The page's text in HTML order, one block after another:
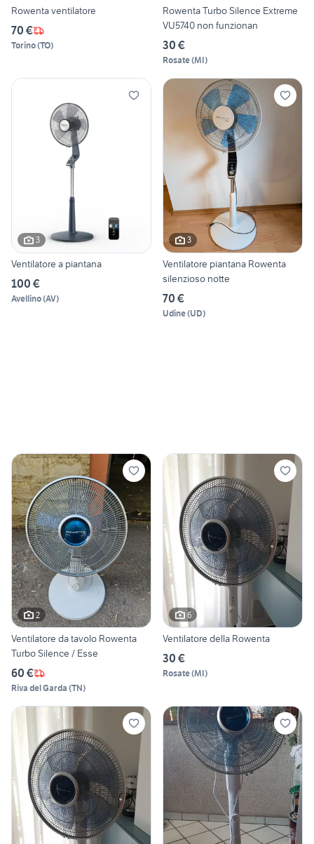
Rowenta ventilatore
70 €
Torino(TO)
Rowenta Turbo Silence Extreme
VU5740 non funzionan
30 €
Rosate(MI)
3
Ventilatore a piantana
100 €
Avellino(AV)
3
Ventilatore piantana Rowenta
silenzioso notte
70 €
Udine(UD)
2
Ventilatore da tavolo Rowenta
Turbo Silence / Esse
60 €
Riva del Garda (TN)
6
Ventilatore della Rowenta
30 €
Rosate(MI)